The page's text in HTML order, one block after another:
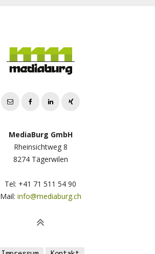
MediaBurg GmbH
Rheinsichtweg 8
8274 Tägerwilen
Tel: +41 71 511 54 90
Mail: info@mediaburg.ch